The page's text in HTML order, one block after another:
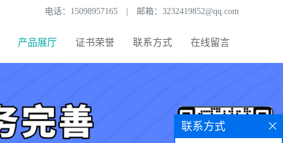
电话： 15098957165 邮箱： 3232419852@qq.com
产品展厅 证书荣誉 联系方式 在线留言
联系方式